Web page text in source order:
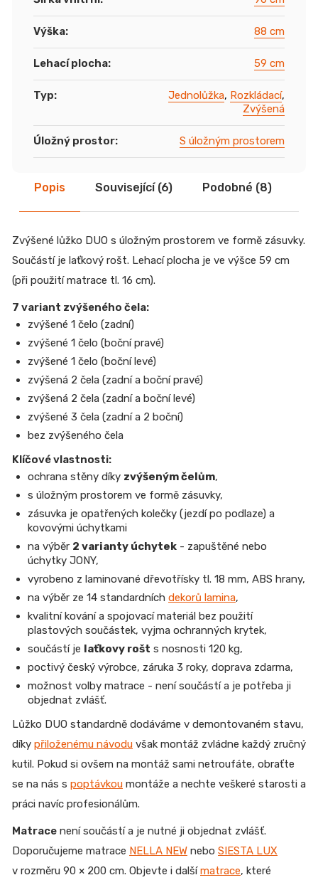
Výška: 88 cm
Lehací plocha: 59 cm
Typ: Jednolůžka, Rozkládací,
Zvýšená
Úložný prostor: S úložným prostorem
Popis Související (6) Podobné (8)
Zvýšené lůžko DUO s úložným prostorem ve formě zásuvky.
Součástí je laťkový rošt. Lehací plocha je ve výšce 59 cm
(při použití matrace tl. 16 cm).
7 variant zvýšeného čela:
zvýšené 1 čelo (zadní)
zvýšené 1 čelo (boční pravé)
zvýšené 1 čelo (boční levé)
zvýšená 2 čela (zadní a boční pravé)
zvýšená 2 čela (zadní a boční levé)
zvýšené 3 čela (zadní a 2 boční)
bez zvýšeného čela
Klíčové vlastnosti:
ochrana stěny díky zvýšeným čelům,
s úložným prostorem ve formě zásuvky,
zásuvka je opatřených kolečky (jezdí po podlaze) a
kovovými úchytkami
na výběr 2 varianty úchytek - zapuštěné nebo
úchytky JONY,
vyrobeno z laminované dřevotřísky tl. 18 mm, ABS hrany,
na výběr ze 14 standardních dekorů lamina,
kvalitní kování a spojovací materiál bez použití
plastových součástek, vyjma ochranných krytek,
součástí je laťkovy rošt s nosnosti 120 kg,
poctivý český výrobce, záruka 3 roky, doprava zdarma,
možnost volby matrace - není součástí a je potřeba ji
objednat zvlášť.
Lůžko DUO standardně dodáváme v demontovaném stavu,
díky přiloženému návodu však montáž zvládne každý zručný
kutil. Pokud si ovšem na montáž sami netroufáte, obraťte
se na nás s poptávkou montáže a nechte veškeré starosti a
práci navíc profesionálům.
Matrace není součástí a je nutné ji objednat zvlášť.
Doporučujeme matrace NELLA NEW nebo SIESTA LUX
v rozměru 90 × 200 cm. Objevte i dalšímatrace, které